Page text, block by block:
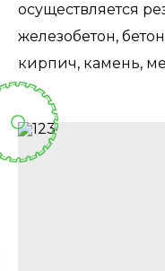
осуществляется
железобетон,
кирпич, камень,